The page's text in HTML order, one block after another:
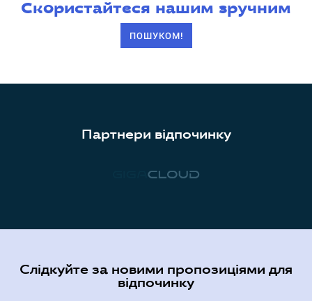
Скористайтеся нашим зручним
ПОШУКОМ!
Партнери відпочинку
Слідкуйте за новими пропозиціями для
відпочинку